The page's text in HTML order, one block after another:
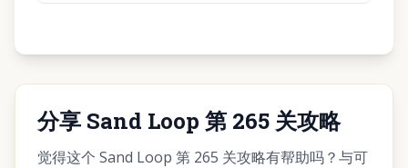
分享 Sand Loop 第 265 关攻略
觉得这个 Sand Loop 第 265 关攻略有帮助吗？与可